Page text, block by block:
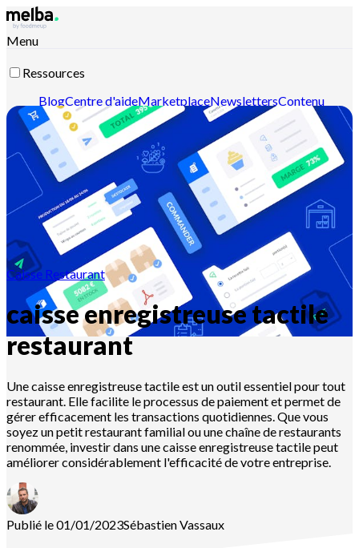
Menu
Ressources
BlogCentre d'aideMarketplaceNewslettersContenu
intelligentDocumentation APIDocumentation MCP
Contactez-nousDécouvrir melba
Caisse Restaurant
caisse enregistreuse tactile
restaurant
Une caisse enregistreuse tactile est un outil essentiel pour tout
restaurant. Elle facilite le processus de paiement et permet de
gérer efficacement les transactions quotidiennes. Que vous
soyez un petit restaurant familial ou une chaîne de restaurants
renommée, investir dans une caisse enregistreuse tactile peut
améliorer considérablement l'efficacité de votre entreprise.
Publié le 01/01/2023SébastienVassaux